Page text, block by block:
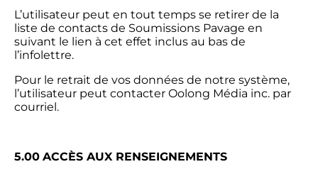
L’utilisateur peut en tout temps se retirer de la
liste de contacts de Soumissions Pavage en
suivant le lien à cet effet inclus au bas de
l’infolettre.
Pour le retrait de vos données de notre système,
l’utilisateur peut contacter Oolong Média inc. par
courriel.
5.00 ACCÈS AUX RENSEIGNEMENTS